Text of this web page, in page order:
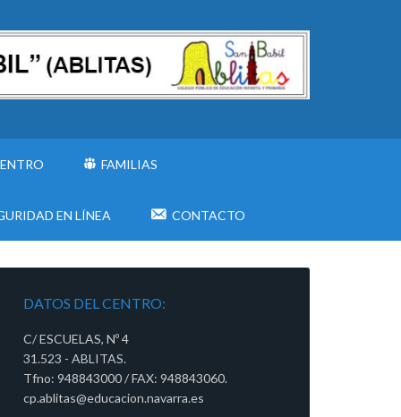
FAMILIAS
EN LÍNEA CONTACTO
DATOS DEL CENTRO:
C/ ESCUELAS, Nº 4
31.523 - ABLITAS.
Tfno: 948843000 / FAX: 948843060.
cp.ablitas@educacion.navarra.es